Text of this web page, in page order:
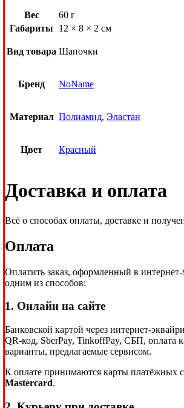
Вес
60 г
Габариты
12 × 8 × 2 см
Вид товара Шапочки
Бренд NoName
Материал Полиамид, Эластан
Цвет Красный
Доставка и оплата
Всё о способах оплаты, доставке и
Оплата
Оплатить заказ, оформленный в
одним из способов:
1. Онлайн на сайте
Банковской картой через интернет-
QR-код, SberPay, TinkoffPay, СБП, оплата
варианты, предлагаемые сервисом.
К оплате принимаются карты платёжных
Mastercard.